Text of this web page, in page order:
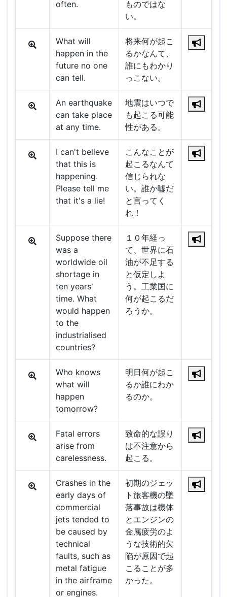
often.
ものではな
い。
What will
happen in the
future no one
can tell.
将来何が起こ
るかなんて、
誰にもわかり
っこない。
An earthquake
can take place
at any time.
地震はいつで
も起こる可能
性がある。
I can't believe
that this is
happening.
Please tell me
that it's a lie!
こんなことが
起こるなんて
信じられな
い。誰か嘘だ
と言ってく
れ！
Suppose there
was a
worldwide oil
shortage in
ten years'
time. What
would happen
to the
industrialised
countries?
１０年経っ
て、世界に石
油が不足する
と仮定しよ
う。工業国に
何が起こるだ
ろうか。
Who knows
what will
happen
tomorrow?
明日何が起こ
るか誰にわか
るのか。
Fatal errors
arise from
carelessness.
致命的な誤り
は不注意から
起こる。
Crashes in the
early days of
commercial
jets tended to
be caused by
technical
faults, such as
metal fatigue
in the airframe
or engines.
初期のジェッ
ト旅客機の墜
落事故は機体
とエンジンの
金属疲労のよ
うな技術的欠
陥が原因で起
こることが多
かった。